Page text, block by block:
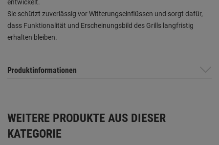
entwickelt.
Sie schützt zuverlässig vor Witterungseinflüssen und sorgt dafür,
dass Funktionalität und Erscheinungsbild des Grills langfristig
erhalten bleiben.
Produktinformationen
WEITERE PRODUKTE AUS DIESER
KATEGORIE